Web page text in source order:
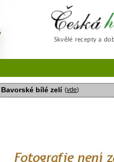
Bavorské bílé zelí (vde)